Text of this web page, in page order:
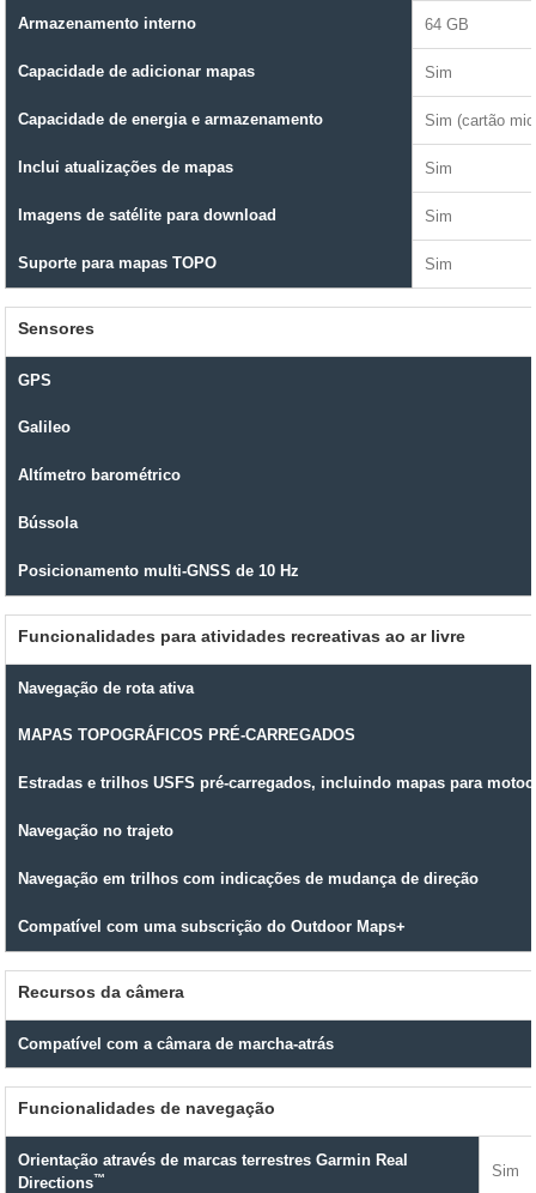
Armazenamento interno 64 GB
Capacidade de adicionar mapas Sim
Capacidade de energia e armazenamento Sim (cartão
Inclui atualizações de mapas Sim
Imagens de satélite para download Sim
Suporte para mapas TOPO Sim
Sensores
GPS
Galileo
Altímetro barométrico
Bússola
Posicionamento multi-GNSS de 10 Hz
Funcionalidades para atividades recreativas ao ar livre
Navegação de rota ativa
MAPAS TOPOGRÁFICOS PRÉ-CARREGADOS
Estradas e trilhos USFS pré-carregados, incluindo mapas para
Navegação no trajeto
Navegação em trilhos com indicações de mudança de direção
Compatível com uma subscrição do Outdoor Maps+
Recursos da câmera
Compatível com a câmara de marcha-atrás
Funcionalidades de navegação
Orientação através de marcas terrestres Garmin Real
Directions™ Sim